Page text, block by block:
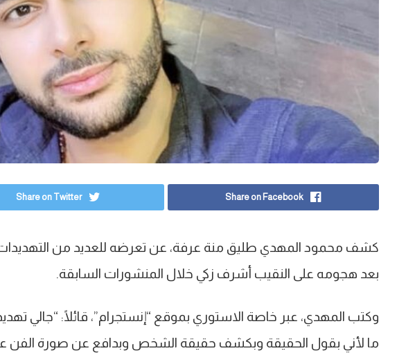
Share on Facebook
Share on Twitter
كشف محمود المهدي طليق منة عرفة، عن تعرضه للعديد من التهديدات،
بعد هجومه على النقيب أشرف زكي خلال المنشورات السابقة.
وكتب المهدي، عبر خاصة الاستوري بموقع “إنستجرام”، قائلًا: “جالي
ما لأني بقول الحقيقة وبكشف حقيقة الشخص وبدافع عن صورة الفن